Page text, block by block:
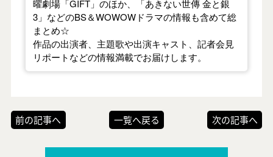
曜劇場「GIFT」のほか、「あきない世傳 金と銀
3」などのBS＆WOWOWドラマの情報も含めて総
まとめ☆
作品の出演者、主題歌や出演キャスト、記者会見
リポートなどの情報満載でお届けします。
前の記事へ 一覧へ戻る 次の記事へ